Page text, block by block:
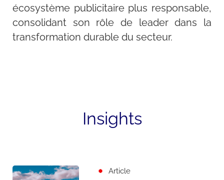
écosystème publicitaire plus responsable,
consolidant son rôle de leader dans la
transformation durable du secteur.
Insights
Article